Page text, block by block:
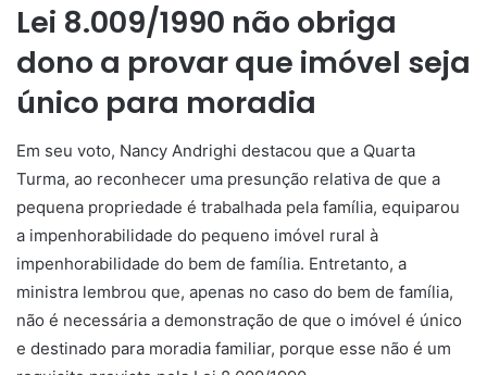
Lei 8.009/1990 não obriga
dono a provar que imóvel seja
único para moradia
Em seu voto, Nancy Andrighi destacou que a Quarta
Turma, ao reconhecer uma presunção relativa de que a
pequena propriedade é trabalhada pela família, equiparou
a impenhorabilidade do pequeno imóvel rural à
impenhorabilidade do bem de família. Entretanto, a
ministra lembrou que, apenas no caso do bem de família,
não é necessária a demonstração de que o imóvel é único
e destinado para moradia familiar, porque esse não é um